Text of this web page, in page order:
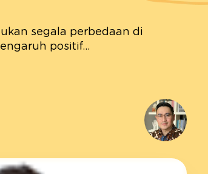
segala perbedaan di
positif...